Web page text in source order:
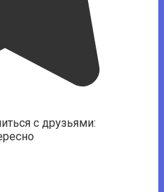
с друзьями: